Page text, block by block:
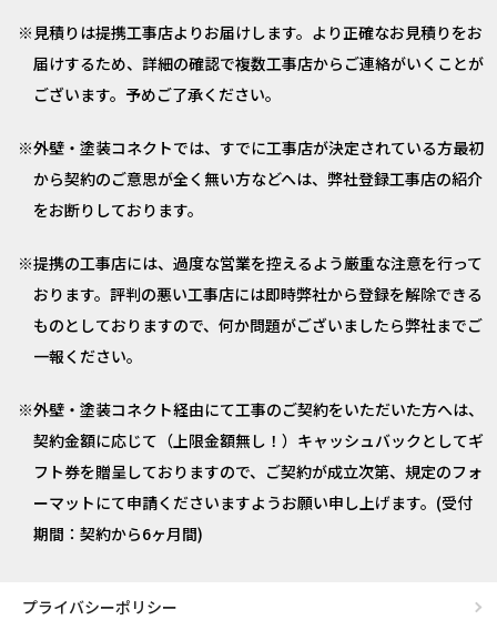
見積りは提携工事店よりお届けします。より正確なお見積りをお
届けするため、詳細の確認で複数工事店からご連絡がいくことが
ございます。予めご了承ください。
外壁・塗装コネクトでは、すでに工事店が決定されている方最初
から契約のご意思が全く無い方などへは、弊社登録工事店の紹介
をお断りしております。
提携の工事店には、過度な営業を控えるよう厳重な注意を行って
おります。評判の悪い工事店には即時弊社から登録を解除できる
ものとしておりますので、何か問題がございましたら弊社までご
一報ください。
外壁・塗装コネクト経由にて工事のご契約をいただいた方へは、
契約金額に応じて（上限金額無し！）キャッシュバックとしてギ
フト券を贈呈しておりますので、ご契約が成立次第、規定のフォ
ーマットにて申請くださいますようお願い申し上げます。(受付
期間：契約から6ヶ月間)
プライバシーポリシー